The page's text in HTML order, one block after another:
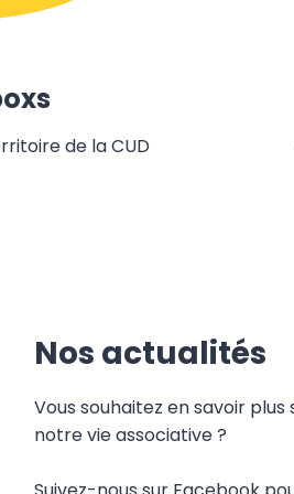
de la CUD
Nos actualités
Vous souhaitez en savoir
notre vie associative ?